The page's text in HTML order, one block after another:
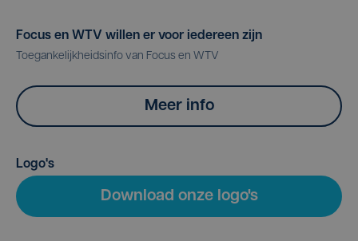
Focus en WTV willen er voor iedereen zijn
Toegankelijkheidsinfo van Focus en WTV
Meer info
Logo's
Download onze logo's